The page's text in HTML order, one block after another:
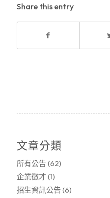
Share this entry
文章分類
所有公告 (62)
企業徵才 (1)
招生資訊公告 (6)